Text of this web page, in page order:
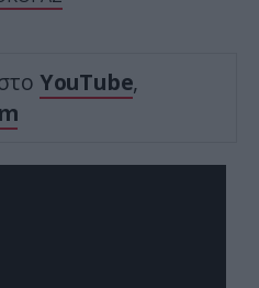
YouTube,